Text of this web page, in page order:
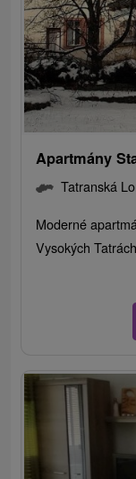
Apartmány
Tatranská
Moderné
Vysokých